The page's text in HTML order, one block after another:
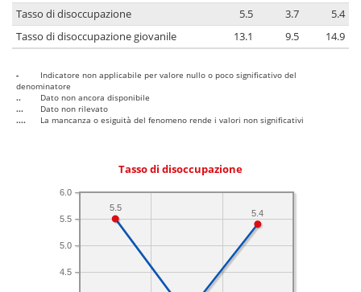
Tasso di disoccupazione
5.5 3.7
5.4
Tasso di disoccupazione giovanile
13.1 9.5 14.9
-
Indicatore non applicabile per valore nullo o poco significativo del
denominatore
..
Dato non ancora disponibile
...
Dato non rilevato
....
La mancanza o esiguità del fenomeno rende i valori non significativi
Tasso di disoccupazione
4.5
5.0
5.5
6.0
5.4
5.5